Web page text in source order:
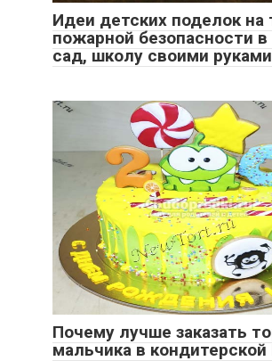
Идеи детских поделок на
пожарной безопасности в
сад, школу своими руками
Почему лучше заказать
мальчика в кондитерской